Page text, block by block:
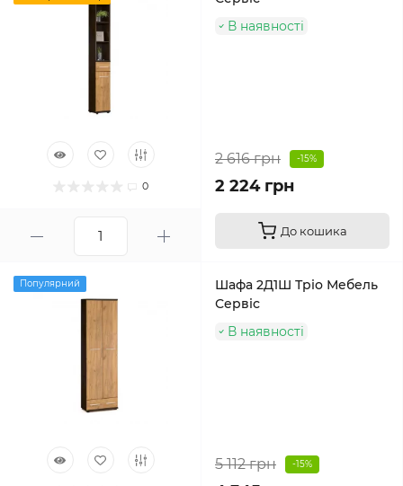
0
В наявності
2 616 грн -15%
2 224 грн
До кошика
Популярний
Шафа 2Д1Ш Тріо Мебель
Сервіс
В наявності
5 112 грн -15%